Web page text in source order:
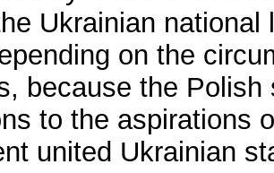
Ukrainian
on the
because the
to the aspirations
united Ukrainian